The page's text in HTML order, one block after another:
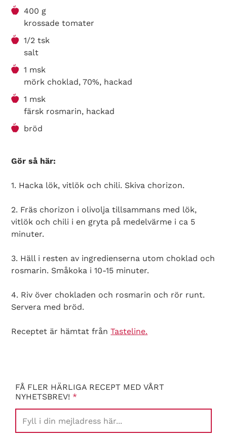
400 g
krossade tomater
1/2 tsk
salt
1 msk
mörk choklad, 70%, hackad
1 msk
färsk rosmarin, hackad
bröd
Gör så här:
1. Hacka lök, vitlök och chili. Skiva chorizon.
2. Fräs chorizon i olivolja tillsammans med lök,
vitlök och chili i en gryta på medelvärme i ca 5
minuter.
3. Häll i resten av ingredienserna utom choklad och
rosmarin. Småkoka i 10-15 minuter.
4. Riv över chokladen och rosmarin och rör runt.
Servera med bröd.
Receptet är hämtat frånTasteline.
FÅ FLER HÄRLIGA RECEPT MED VÅRT
NYHETSBREV! *